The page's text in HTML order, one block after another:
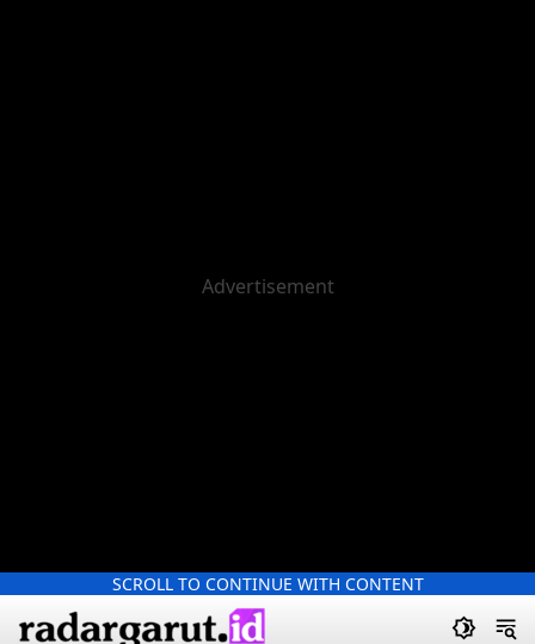
SCROLL TO CONTINUE WITH CONTENT